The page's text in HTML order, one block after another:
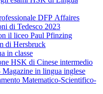
DFP Affaires
di Tedesco 2023
il liceo Paul Pfinzing
di Hersbruck
in classe
HSK di Cinese intermedio
in lingua inglese
Matematico-Scientifico-